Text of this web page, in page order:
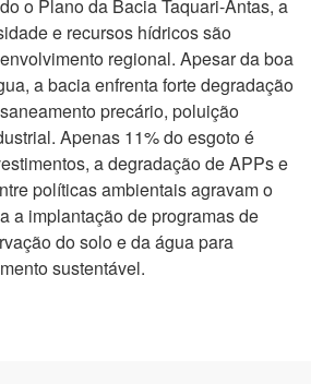
o Plano da Bacia Taquari-Antas, a
e recursos hídricos são
regional. Apesar da boa
a bacia enfrenta forte degradação
precário, poluição
Apenas 11% do esgoto é
a degradação de APPs e
políticas ambientais agravam o
a implantação de programas de
do solo e da água para
sustentável.